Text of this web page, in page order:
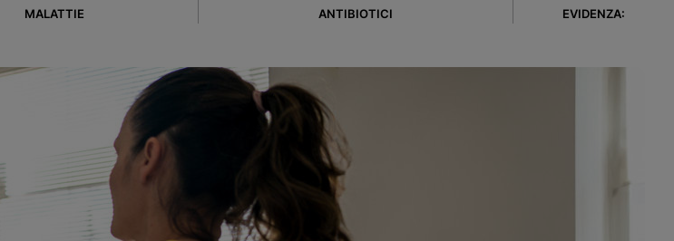
MALATTIE
ANTIBIOTICI
EVIDENZA: